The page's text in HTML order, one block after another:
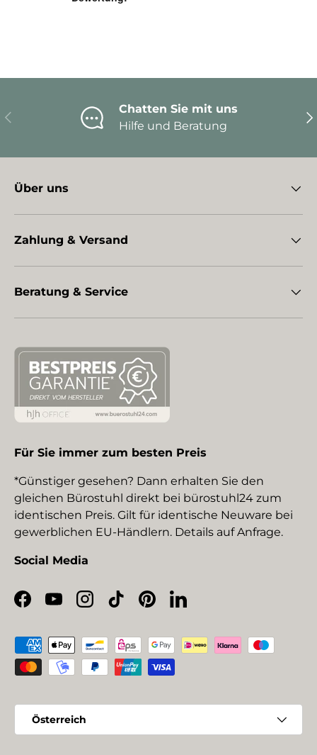
Vorherige
Chatten Sie mit uns
Hilfe und Beratung
Über uns
Zahlung & Versand
Beratung & Service
Für Sie immer zum besten Preis
*Günstiger gesehen? Dann erhalten Sie den
gleichen Bürostuhl direkt bei bürostuhl24 zum
identischen Preis. Gilt für identische Neuware bei
gewerblichen EU-Händlern. Details auf Anfrage.
Social Media
Facebook
YouTubeInstagram
TikTokPinterestLinkedIn
Zahlungsmethoden
Land/Region
Österreich